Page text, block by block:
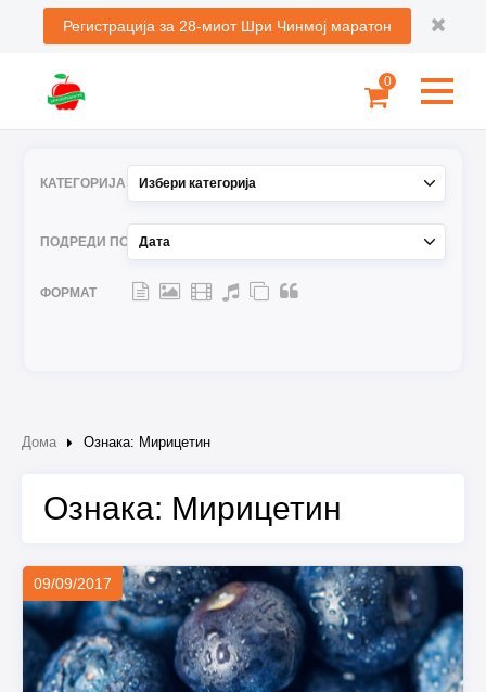
Регистрација за 28-миот Шри Чинмој маратон
0
КАТЕГОРИЈА
ПОДРЕДИ ПО
ФОРМАТ
Дома Ознака: Мирицетин
Ознака: Мирицетин
09/09/2017